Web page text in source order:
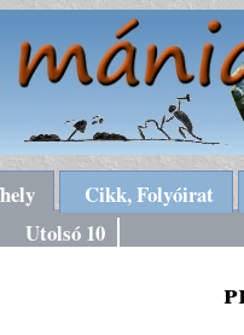
Cikk, Folyóirat
Utolsó 10